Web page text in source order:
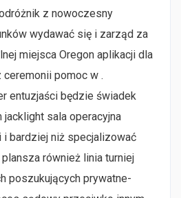
z nowoczesny
wydawać się i zarząd za
miejsca Oregon aplikacji dla
pomoc w .
entuzjaści będzie świadek
sala operacyjna
bardziej niż specjalizować
również linia turniej
poszukujących prywatne-